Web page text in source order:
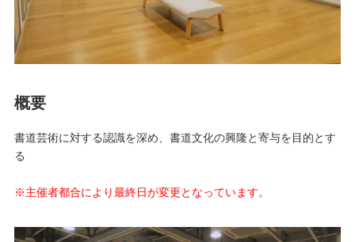
概要
書道芸術に対する認識を深め、書道文化の興隆と寄与を目的とす
る
※主催者都合により最終日が変更となっています。